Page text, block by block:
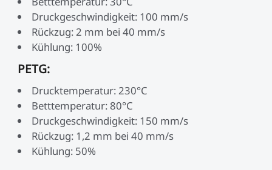
Druckgeschwindigkeit: 100 mm/s
Rückzug: 2 mm bei 40 mm/s
Kühlung: 100%
PETG:
Drucktemperatur: 230°C
Betttemperatur: 80°C
Druckgeschwindigkeit: 150 mm/s
Rückzug: 1,2 mm bei 40 mm/s
Kühlung: 50%